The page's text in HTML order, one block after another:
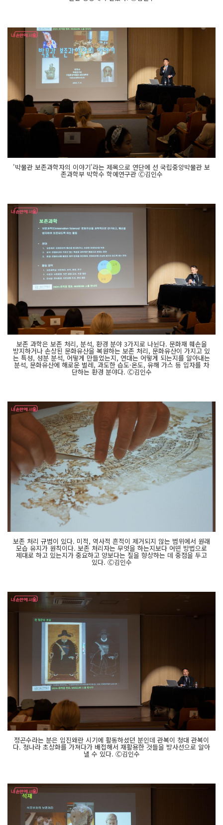
'박물관 보존과학자의 이야기'라는 제목으로 연단에 선 국립중앙박물관 보
존과학부 박학수 학예연구관 Ⓒ김인수
보존 과학은 보존 처리, 분석, 환경 분야 3가지로 나뉜다. 문화재 훼손을
방지하거나 손상된 문화유산을 복원하는 보존 처리, 문화유산이 가지고 있
는 특성, 성분 분석, 어떻게 만들었는지, 연대는 어떻게 되는지를 알아내는
분석, 문화유산에 해로운 벌레, 과도한 습도·온도, 유해 가스 등 입자를 차
단하는 환경 분야다. Ⓒ김인수
보존 처리 규범이 있다. 미적, 역사적 흔적이 제거되지 않는 범위에서 원래
모습 유지가 원칙이다. 보존 처리자는 무엇을 하는지보다 어떤 방법으로
제대로 하고 있는지가 중요하고 양보다는 질을 향상하는 데 중점을 두고
있다. Ⓒ김인수
정곤수라는 분은 임진왜란 시기에 활동하셨던 분인데 관복이 청대 관복이
다. 청나라 초상화를 가져다가 배접해서 재활용한 것들을 방사선으로 알아
낼 수 있다. Ⓒ김인수